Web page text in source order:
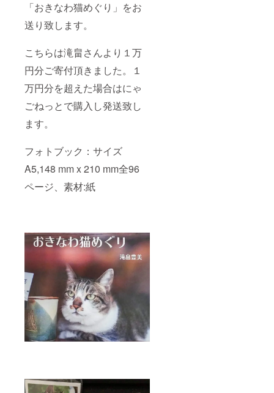
「おきなわ猫めぐり」をお
送り致します。
こちらは滝畠さんより１万
円分ご寄付頂きました。１
万円分を超えた場合はにゃ
ごねっとで購入し発送致し
ます。
フォトブック：サイズ
A5,148 mm x 210 mm全96
ページ、素材:紙